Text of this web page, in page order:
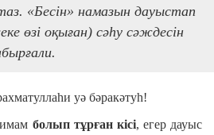
«Бесін» намазын дауыстап
өзі оқыған) сәһу сәждесін
уә бәракәтуһ!
болып тұрған кісі, егер дауыс